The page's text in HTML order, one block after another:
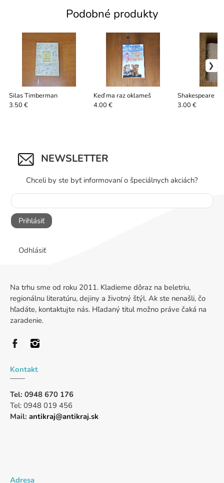
Podobné produkty
Silas Timberman
3.50 €
Keď ma raz oklameš
4.00 €
Shakespeare
3.00 €
NEWSLETTER
Chceli by ste byť informovaní o špeciálnych akciách?
Prihlásiť
Odhlásiť
Na trhu sme od roku 2011. Kladieme dôraz na beletriu,
regionálnu literatúru, dejiny a životný štýl. Ak ste nenašli, čo
hľadáte, kontaktujte nás. Hľadaný titul možno práve čaká na
zaradenie.
Kontakt
Tel: 0948 670 176
Tel: 0948 019 456
Mail: antikraj@antikraj.sk
Adresa